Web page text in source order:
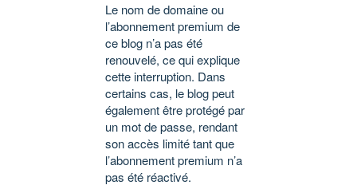
Le nom de domaine ou
l’abonnement premium de
ce blog n’a pas été
renouvelé, ce qui explique
cette interruption. Dans
certains cas, le blog peut
également être protégé par
un mot de passe, rendant
son accès limité tant que
l’abonnement premium n’a
pas été réactivé.